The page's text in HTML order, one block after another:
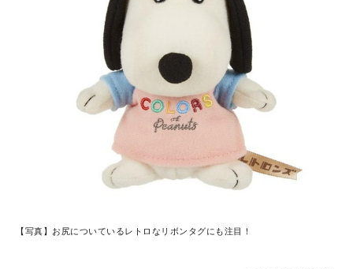
【写真】お尻についているレトロなリボンタグにも注目！